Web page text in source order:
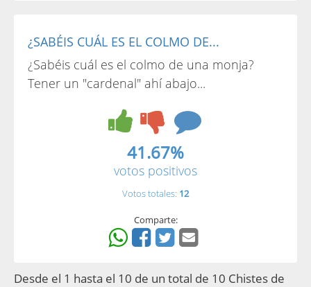
¿SABÉIS CUÁL ES EL COLMO DE...
¿Sabéis cuál es el colmo de una monja?
Tener un "cardenal" ahí abajo...
41.67%
votos positivos
Votos totales: 12
Comparte:
Desde el 1 hasta el 10 de un total de 10 Chistes de